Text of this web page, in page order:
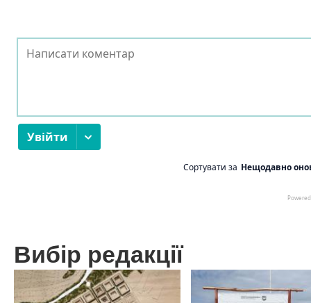
Вибір редакції